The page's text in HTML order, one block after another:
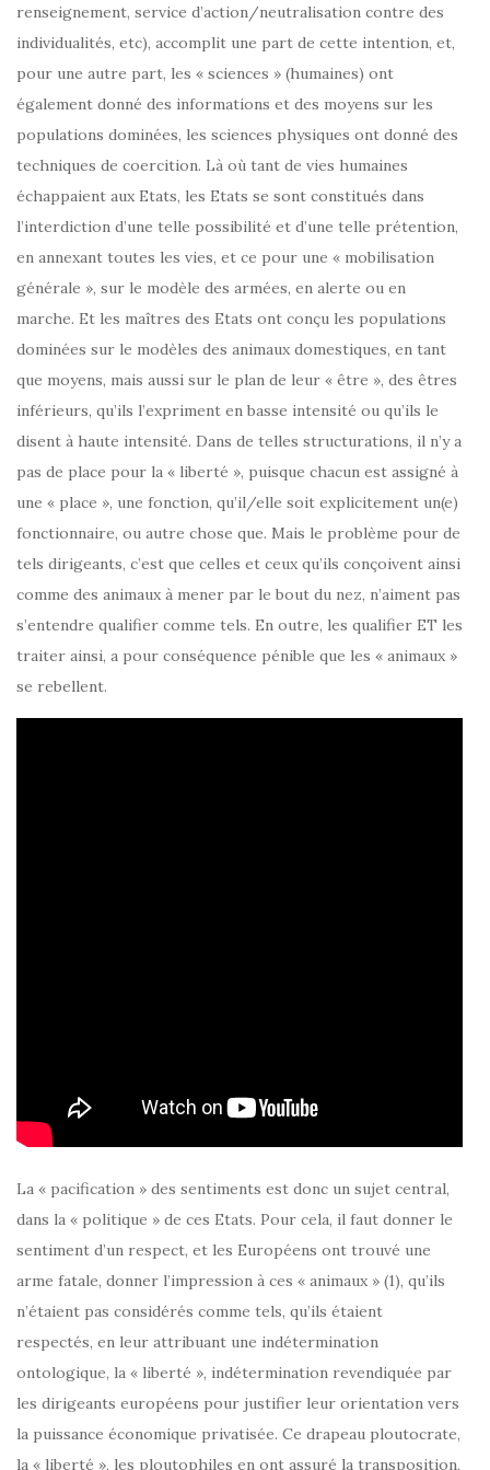
renseignement, service d’action/neutralisation contre des
individualités, etc), accomplit une part de cette intention, et,
pour une autre part, les « sciences » (humaines) ont
également donné des informations et des moyens sur les
populations dominées, les sciences physiques ont donné des
techniques de coercition. Là où tant de vies humaines
échappaient aux Etats, les Etats se sont constitués dans
l’interdiction d’une telle possibilité et d’une telle prétention,
en annexant toutes les vies, et ce pour une « mobilisation
générale », sur le modèle des armées, en alerte ou en
marche. Et les maîtres des Etats ont conçu les populations
dominées sur le modèles des animaux domestiques, en tant
que moyens, mais aussi sur le plan de leur « être », des êtres
inférieurs, qu’ils l’expriment en basse intensité ou qu’ils le
disent à haute intensité. Dans de telles structurations, il n’y a
pas de place pour la « liberté », puisque chacun est assigné à
une « place », une fonction, qu’il/elle soit explicitement un(e)
fonctionnaire, ou autre chose que. Mais le problème pour de
tels dirigeants, c’est que celles et ceux qu’ils conçoivent ainsi
comme des animaux à mener par le bout du nez, n’aiment pas
s’entendre qualifier comme tels. En outre, les qualifier ET les
traiter ainsi, a pour conséquence pénible que les « animaux »
se rebellent.
La « pacification » des sentiments est donc un sujet central,
dans la « politique » de ces Etats. Pour cela, il faut donner le
sentiment d’un respect, et les Européens ont trouvé une
arme fatale, donner l’impression à ces « animaux » (1), qu’ils
n’étaient pas considérés comme tels, qu’ils étaient
respectés, en leur attribuant une indétermination
ontologique, la « liberté », indétermination revendiquée par
les dirigeants européens pour justifier leur orientation vers
la puissance économique privatisée. Ce drapeau ploutocrate,
la « liberté », les ploutophiles en ont assuré la transposition,